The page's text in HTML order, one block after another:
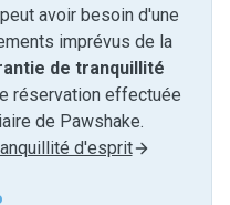
avoir besoin d'une
imprévus de la
de tranquillité
réservation effectuée
de Pawshake.
d'esprit